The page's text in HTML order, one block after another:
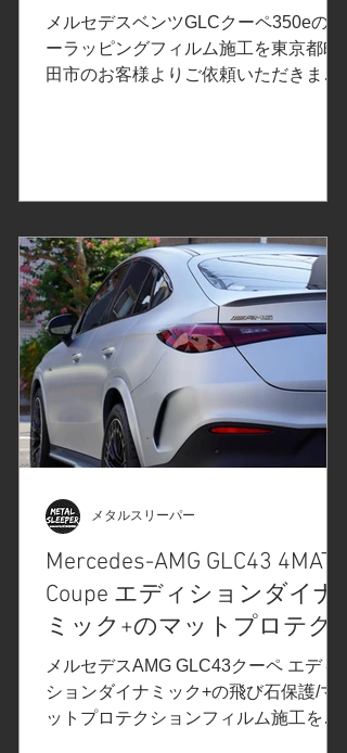
ありがとうございました、またの
ルム施工/ウインドウモー
ル/クロームデリート/東京
都町田市I様
メルセデスベンツGLCクーペ350eのカ
ーラッピングフィルム施工を東京都町
田市のお客様よりご依頼いただきまし
わせで決定したカーラッピングフィ...
Mercedes-AMG GLC43 4MATIC
Coupe エディションダイナ
ミック+のマットプロテク
ションフィルムPPF施工/飛
び石保護/XPELエクスペ
ル/STEALTHステルス/セラ
メルセデスAMG GLC43クーペ エディ
ションダイナミック+の飛び石保護/マ
ットプロテクションフィルム施工を神
メタルスリーパー